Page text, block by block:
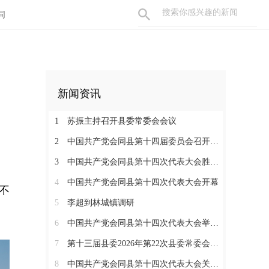
新闻资讯
1 苏振主持召开县委常委会会议
2 中国共产党会同县第十四届委员会召开第一次全体会议
3 中国共产党会同县第十四次代表大会胜利闭幕
4 中国共产党会同县第十四次代表大会开幕
5 李超到林城镇调研
6 中国共产党会同县第十四次代表大会举行严肃换届纪律专题培训会
7 第十三届县委2026年第22次县委常委会会议召开
8 中国共产党会同县第十四次代表大会关于中共会同县第十三届委员会报告的决议